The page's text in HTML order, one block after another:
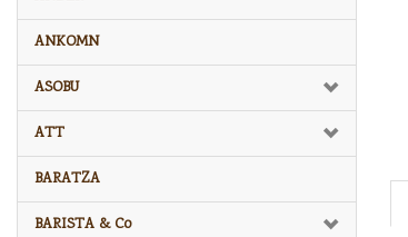
ANKOMN
ASOBU
ATT
BARATZA
BARISTA & Co